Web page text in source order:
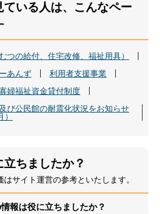
ている人は、こんなペー
つの給付、住宅改修、福祉用具）
あんず
利用者支援事業
婦福祉資金貸付制度
び公民館の耐震化状況をお知らせ
ちましたか？
サイト運営の参考といたします。
報は役に立ちましたか？